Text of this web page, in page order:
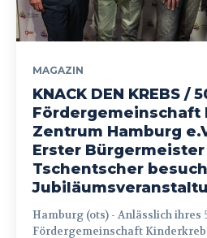
MAGAZIN
KNACK DEN KREBS /
Fördergemeinschaft
Zentrum Hamburg
Erster
Tschentscher
Hamburg (ots) - Anlässlich ihres 50. Jubiläums lud die
Fördergemeinschaft